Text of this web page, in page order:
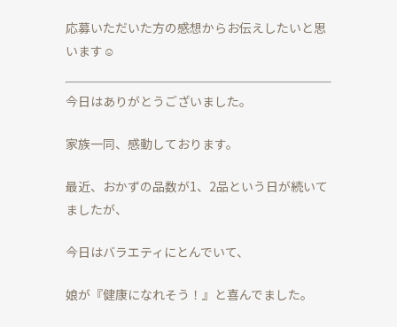
応募いただいた方の感想からお伝えしたいと思
います☺
今日はありがとうございました。
家族一同、感動しております。
最近、おかずの品数が1、2品という日が続いて
ましたが、
今日はバラエティにとんでいて、
娘が『健康になれそう！』と喜んでました。